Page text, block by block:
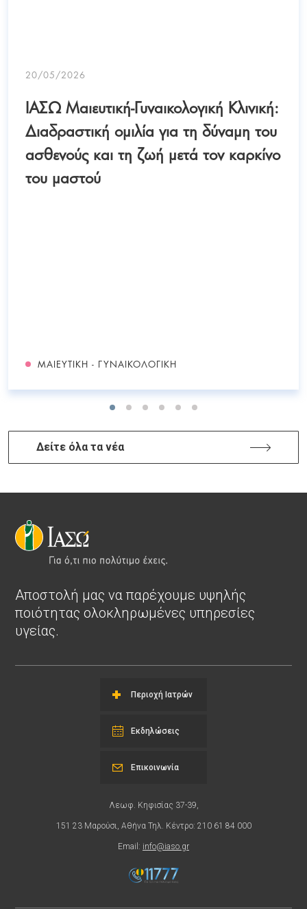
20/05/2026
ΙΑΣΩ Μαιευτική-Γυναικολογική Κλινική:
Διαδραστική ομιλία για τη δύναμη του
ασθενούς και τη ζωή μετά τον καρκίνο
του μαστού
ΜΑΙΕΥΤΙΚΉ - ΓΥΝΑΙΚΟΛΟΓΙΚΉ
Δείτε όλα τα νέα
Αποστολή μας να παρέχουμε υψηλής
ποιότητας ολοκληρωμένες υπηρεσίες
υγείας.
Περιοχή Ιατρών
Εκδηλώσεις
Λεωφ. Κηφισίας 37-39,
151 23 Μαρούσι, Αθήνα Τηλ. Κέντρο: 210 61 84 000
Email: info@iaso.gr
Επικοινωνία